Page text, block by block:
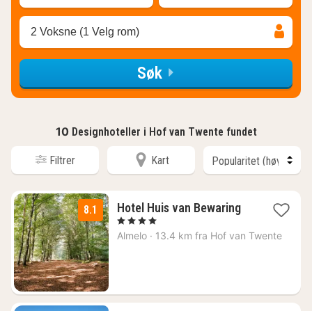
2 Voksne (1 Velg rom)
Søk
10 Designhoteller i Hof van Twente fundet
Filtrer Kart
8.1 Hotel Huis van Bewaring1
fra
, 4 Stjerner
Almelo · 13.4 km fra Hof van Twente